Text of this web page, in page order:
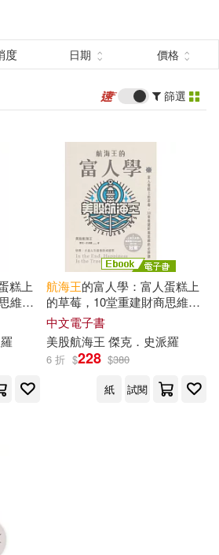
圖書(2)
．史派羅(3)
度 日期 價格
篩選
糕上
維的
航海王的富人學：富人蛋糕上
的草莓，10堂重建財商思維的
必修課(上架3天登教育類
PODCAST排行榜冠軍) (電子
書)
中文電子書
美股航海王 傑克 ． 史派羅
6 折 $228 $380
紙
試閱